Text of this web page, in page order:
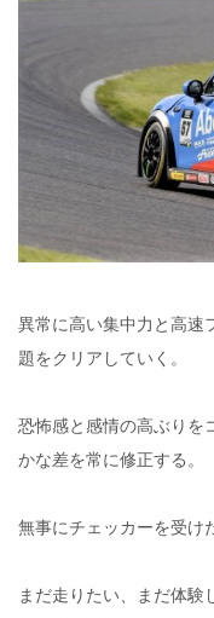
異常に高い集中力と高速
題をクリアしていく。
恐怖感と感情の高ぶりを
かな差を常に修正する。
無事にチェッカーを受け
まだ走りたい、まだ体験